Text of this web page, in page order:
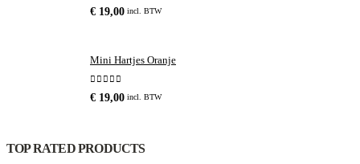
0 out of 5
€ 19,00 incl. BTW
Mini Hartjes Oranje
0 out of 5
€ 19,00 incl. BTW
TOP RATED PRODUCTS